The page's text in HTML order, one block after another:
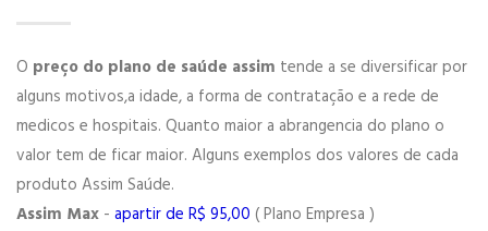
O preço do plano de saúde assim tende a se diversificar por
alguns motivos,a idade, a forma de contratação e a rede de
medicos e hospitais. Quanto maior a abrangencia do plano o
valor tem de ficar maior. Alguns exemplos dos valores de cada
produto Assim Saúde.
Assim Max - apartir de R$ 95,00 ( Plano Empresa )